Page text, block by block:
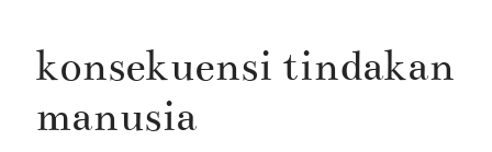
konsekuensi tindakan
manusia